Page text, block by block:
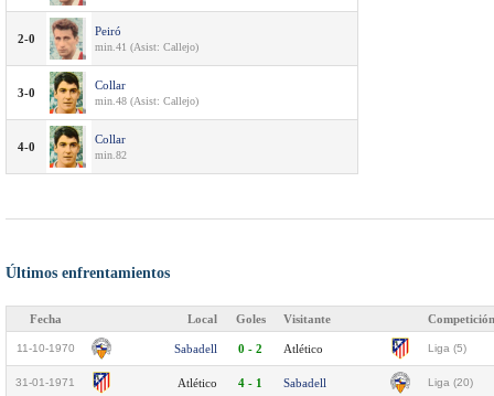
2-0
Peiró
min.41 (Asist: Callejo)
3-0
Collar
min.48 (Asist: Callejo)
4-0
Collar
min.82
Últimos enfrentamientos
Fecha Local Goles Visitante Competición
11-10-1970 Sabadell 0 - 2 Atlético Liga (5)
31-01-1971 Atlético 4 - 1 Sabadell Liga (20)